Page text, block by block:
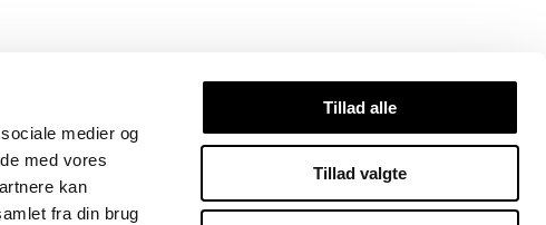
medier og
med vores
kan
fra din brug
Tillad alle
Tillad valgte